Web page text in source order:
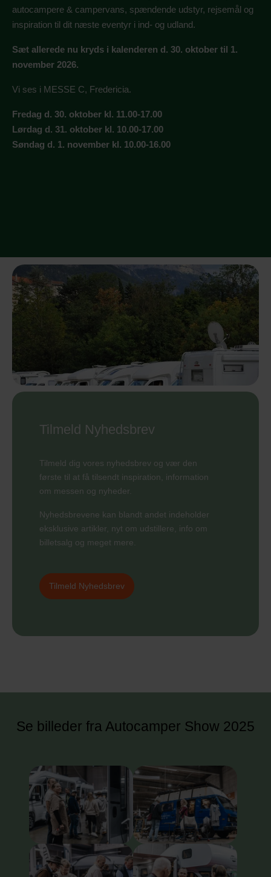
autocampere & campervans, spændende udstyr, rejsemål og
inspiration til dit næste eventyr i ind- og udland.
Sæt allerede nu kryds i kalenderen d. 30. oktober til 1.
november 2026.
Vi ses i MESSE C, Fredericia.
Fredag d. 30. oktober kl. 11.00-17.00
Lørdag d. 31. oktober kl. 10.00-17.00
Søndag d. 1. november kl. 10.00-16.00
Tilmeld Nyhedsbrev
Tilmeld dig vores nyhedsbrev og vær den
første til at få tilsendt inspiration, information
om messen og nyheder.
Nyhedsbrevene kan blandt andet indeholder
eksklusive artikler, nyt om udstillere, info om
billetsalg og meget mere.
Tilmeld Nyhedsbrev
Se billeder fra Autocamper Show 2025